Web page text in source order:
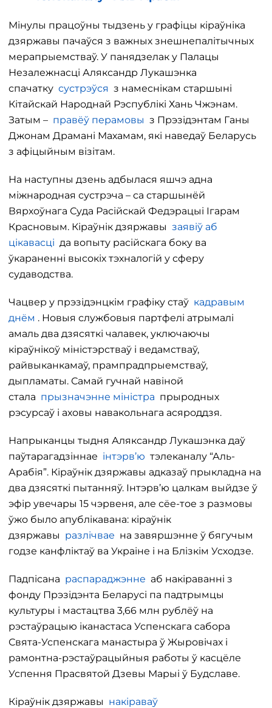
Мінулы працоўны тыдзень у графіцы кіраўніка
дзяржавы пачаўся з важных знешнепалітычных
мерапрыемстваў. У панядзелак у Палацы
Незалежнасці Аляксандр Лукашэнка
спачатку сустрэўся з намеснікам старшыні
Кітайскай Народнай Рэспублікі Хань Чжэнам.
Затым – правёў перамовы з Прэзідэнтам Ганы
Джонам Драмані Махамам, які наведаў Беларусь
з афіцыйным візітам.
На наступны дзень адбылася яшчэ адна
міжнародная сустрэча – са старшынёй
Вярхоўнага Суда Расійскай Федэрацыі Ігарам
Красновым. Кіраўнік дзяржавы заявіў аб
цікавасці да вопыту расійскага боку ва
ўкараненні высокіх тэхналогій у сферу
судаводства.
Чацвер у прэзідэнцкім графіку стаў кадравым
днём . Новыя службовыя партфелі атрымалі
амаль два дзясяткі чалавек, уключаючы
кіраўнікоў міністэрстваў і ведамстваў,
райвыканкамаў, прампрадпрыемстваў,
дыпламаты. Самай гучнай навіной
стала прызначэнне міністра прыродных
рэсурсаў і аховы навакольнага асяроддзя.
Напрыканцы тыдня Аляксандр Лукашэнка даў
паўтарагадзіннае інтэрв’ю тэлеканалу “Аль-
Арабія”. Кіраўнік дзяржавы адказаў прыкладна на
два дзясяткі пытанняў. Інтэрв’ю цалкам выйдзе ў
эфір увечары 15 чэрвеня, але сёе-тое з размовы
ўжо было апублікавана: кіраўнік
дзяржавы разлічвае на завяршэнне ў бягучым
годзе канфліктаў ва Украіне і на Блізкім Усходзе.
Падпісана распараджэнне аб накіраванні з
фонду Прэзідэнта Беларусі па падтрымцы
культуры і мастацтва 3,66 млн рублёў на
рэстаўрацыю іканастаса Успенскага сабора
Свята-Успенскага манастыра ў Жыровічах і
рамонтна-рэстаўрацыйныя работы ў касцёле
Успення Прасвятой Дзевы Марыі ў Будславе.
Кіраўнік дзяржавы накіраваў